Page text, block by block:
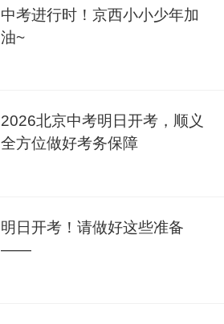
中考进行时！京西小小少年加
油~
2026北京中考明日开考，顺义
全方位做好考务保障
明日开考！请做好这些准备
——